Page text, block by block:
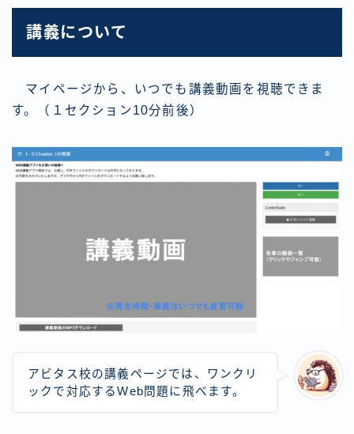
講義について
マイページから、いつでも講義動画を視聴できま
す。（１セクション10分前後）
アビタス校の講義ページでは、ワンクリ
ックで対応するWeb問題に飛べます。